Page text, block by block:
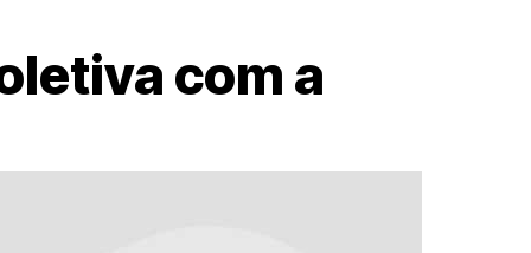
com a